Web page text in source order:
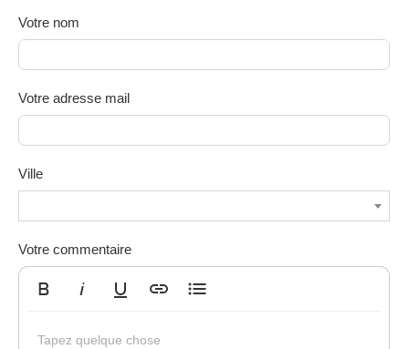
Votre nom
Votre adresse mail
Ville
Votre commentaire
Tapez quelque chose